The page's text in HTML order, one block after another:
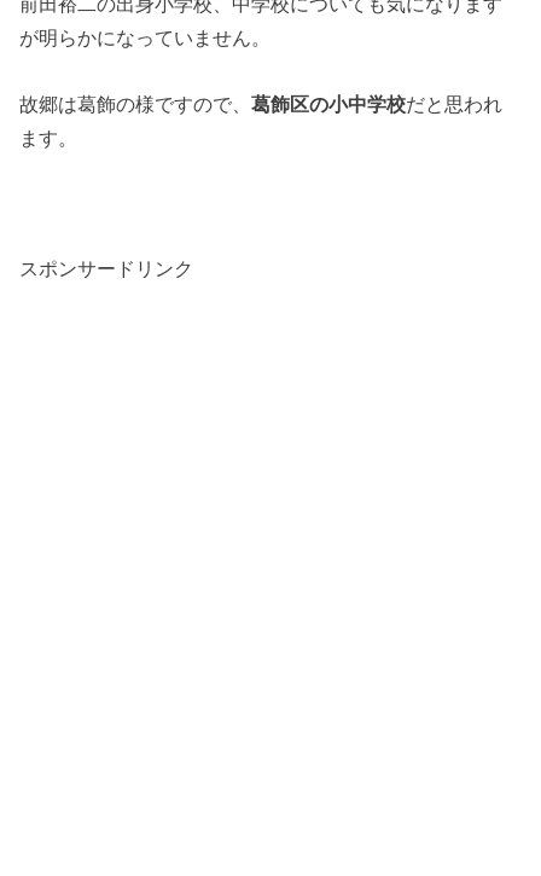
が明らかになっていません。
故郷は葛飾の様ですので、葛飾区の小中学校だと思われ
ます。
スポンサードリンク